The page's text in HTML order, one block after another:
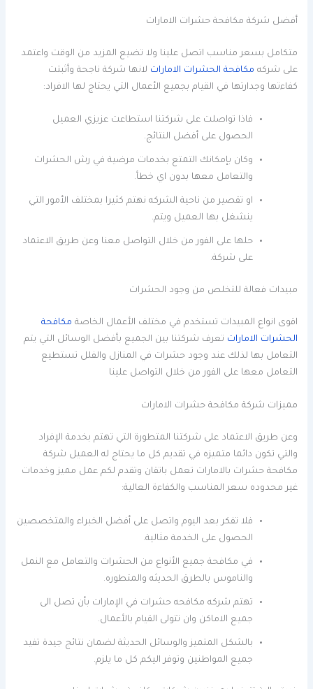
أفضل شركة مكافحة حشرات الامارات
متكامل بسعر مناسب اتصل علينا ولا تضيع المزيد من الوقت واعتمد
على شركه مكافحة الحشرات الامارات لانها شركة ناجحة وأثبتت
كفاءتها وجدارتها في القيام بجميع الأعمال التي يحتاج لها الافراد:
فاذا تواصلت على شركتنا استطاعت عزيزي العميل
الحصول على أفضل النتائج.
وكان بإمكانك التمتع بخدمات مرضية في رش الحشرات
والتعامل معها بدون اي خطأ.
او تقصير من ناحية الشركه نهتم كثيرا بمختلف الأمور التي
ينشغل بها العميل ويتم.
حلها على الفور من خلال التواصل معنا وعن طريق الاعتماد
على شركة.
مبيدات فعالة للتخلص من وجود الحشرات
اقوى انواع المبيدات تستخدم في مختلف الأعمال الخاصة مكافحة
الحشرات الامارات تعرف شركتنا بين الجميع بأفضل الوسائل التي يتم
التعامل بها لذلك عند وجود حشرات في المنازل والفلل تستطيع
التعامل معها على الفور من خلال التواصل علينا
مميزات شركة مكافحة حشرات الامارات
وعن طريق الاعتماد على شركتنا المتطورة التي تهتم بخدمة الإفراد
والتي تكون دائما متميزه في تقديم كل ما يحتاج له العميل شركة
مكافحة حشرات بالامارات تعمل باتقان وتقدم لكم عمل مميز وخدمات
غير محدوده سعر المناسب والكفاءة العالية:
فلا تفكر بعد اليوم واتصل على أفضل الخبراء والمتخصصين
الحصول على الخدمة مثالية.
في مكافحة جميع الأنواع من الحشرات والتعامل مع النمل
والناموس بالطرق الحديثه والمتطوره.
تهتم شركه مكافحه حشرات في الإمارات بأن تصل الى
جميع الاماكن وان تتولى القيام بالأعمال.
بالشكل المتميز والوسائل الحديثة لضمان نتائج جيدة تفيد
جميع المواطنين وتوفر اليكم كل ما يلزم.